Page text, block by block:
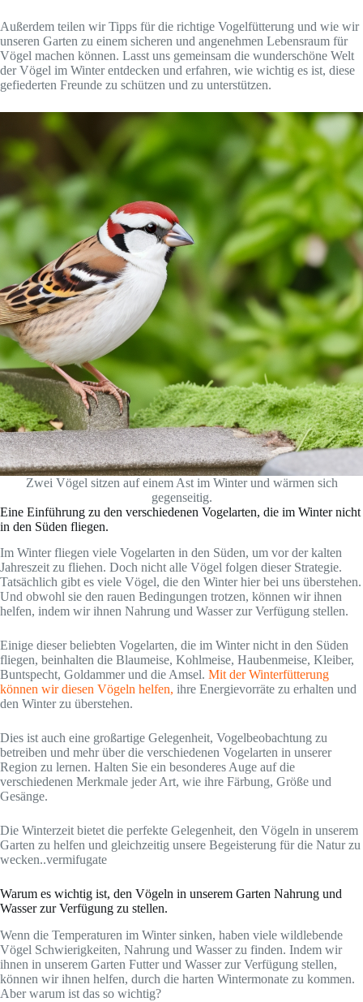
Außerdem teilen wir Tipps für die richtige Vogelfütterung und wie wir
unseren Garten zu einem sicheren und angenehmen Lebensraum für
Vögel machen können. Lasst uns gemeinsam die wunderschöne Welt
der Vögel im Winter entdecken und erfahren, wie wichtig es ist, diese
gefiederten Freunde zu schützen und zu unterstützen.
Zwei Vögel sitzen auf einem Ast im Winter und wärmen sich
gegenseitig.
Eine Einführung zu den verschiedenen Vogelarten, die im Winter nicht
in den Süden fliegen.
Im Winter fliegen viele Vogelarten in den Süden, um vor der kalten
Jahreszeit zu fliehen. Doch nicht alle Vögel folgen dieser Strategie.
Tatsächlich gibt es viele Vögel, die den Winter hier bei uns überstehen.
Und obwohl sie den rauen Bedingungen trotzen, können wir ihnen
helfen, indem wir ihnen Nahrung und Wasser zur Verfügung stellen.
Einige dieser beliebten Vogelarten, die im Winter nicht in den Süden
fliegen, beinhalten die Blaumeise, Kohlmeise, Haubenmeise, Kleiber,
Buntspecht, Goldammer und die Amsel. Mit der Winterfütterung
können wir diesen Vögeln helfen, ihre Energievorräte zu erhalten und
den Winter zu überstehen.
Dies ist auch eine großartige Gelegenheit, Vogelbeobachtung zu
betreiben und mehr über die verschiedenen Vogelarten in unserer
Region zu lernen. Halten Sie ein besonderes Auge auf die
verschiedenen Merkmale jeder Art, wie ihre Färbung, Größe und
Gesänge.
Die Winterzeit bietet die perfekte Gelegenheit, den Vögeln in unserem
Garten zu helfen und gleichzeitig unsere Begeisterung für die Natur zu
wecken..vermifugate
Warum es wichtig ist, den Vögeln in unserem Garten Nahrung und
Wasser zur Verfügung zu stellen.
Wenn die Temperaturen im Winter sinken, haben viele wildlebende
Vögel Schwierigkeiten, Nahrung und Wasser zu finden. Indem wir
ihnen in unserem Garten Futter und Wasser zur Verfügung stellen,
können wir ihnen helfen, durch die harten Wintermonate zu kommen.
Aber warum ist das so wichtig?